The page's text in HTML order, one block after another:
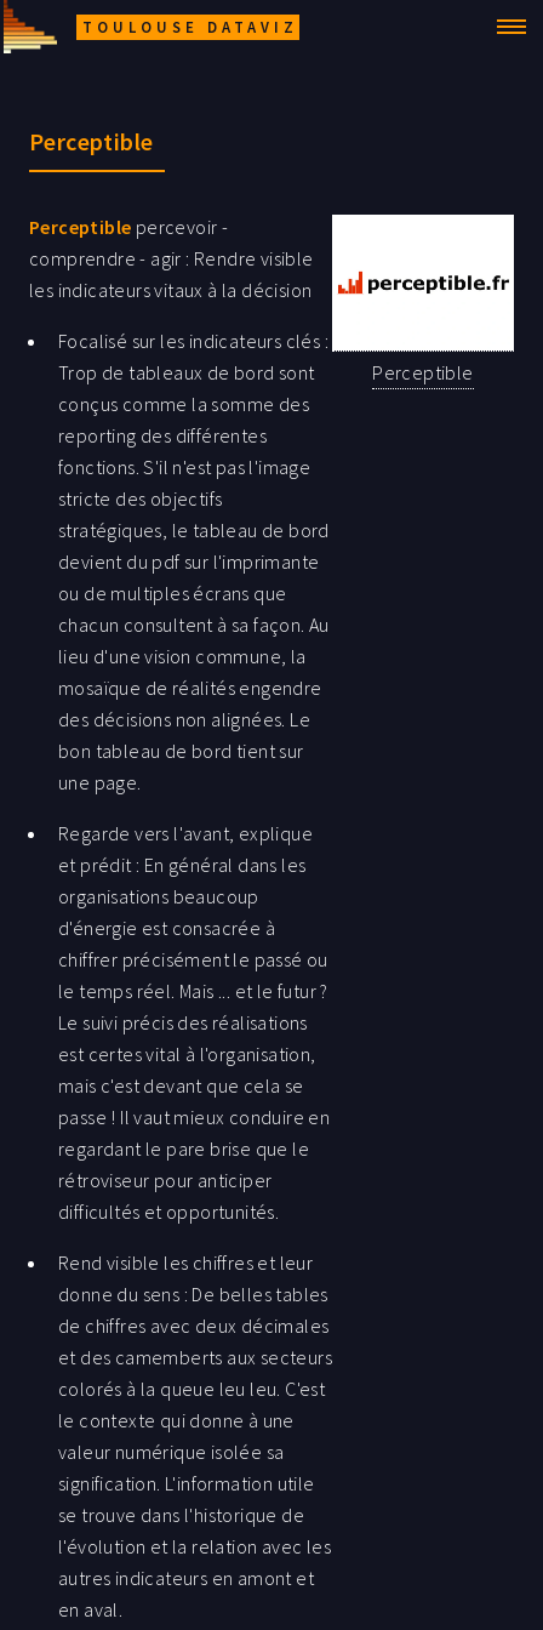
TOULOUSE DATAVIZ
Perceptible
Perceptible
Perceptible percevoir -
comprendre - agir : Rendre visible
les indicateurs vitaux à la décision
Focalisé sur les indicateurs clés :
Trop de tableaux de bord sont
conçus comme la somme des
reporting des différentes
fonctions. S'il n'est pas l'image
stricte des objectifs
stratégiques, le tableau de bord
devient du pdf sur l'imprimante
ou de multiples écrans que
chacun consultent à sa façon. Au
lieu d'une vision commune, la
mosaïque de réalités engendre
des décisions non alignées. Le
bon tableau de bord tient sur
une page.
Regarde vers l'avant, explique
et prédit : En général dans les
organisations beaucoup
d'énergie est consacrée à
chiffrer précisément le passé ou
le temps réel. Mais ... et le futur ?
Le suivi précis des réalisations
est certes vital à l'organisation,
mais c'est devant que cela se
passe ! Il vaut mieux conduire en
regardant le pare brise que le
rétroviseur pour anticiper
difficultés et opportunités.
Rend visible les chiffres et leur
donne du sens : De belles tables
de chiffres avec deux décimales
et des camemberts aux secteurs
colorés à la queue leu leu. C'est
le contexte qui donne à une
valeur numérique isolée sa
signification. L'information utile
se trouve dans l'historique de
l'évolution et la relation avec les
autres indicateurs en amont et
en aval.